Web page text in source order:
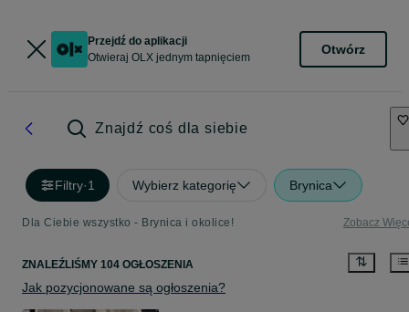
Przejdź do aplikacji
Otwieraj OLX jednym tapnięciem
Otwórz
Znajdź coś dla siebie
Filtry·1 Wybierz kategorię Brynica
Dla Ciebie wszystko - Brynica i okolice! Zobacz
ZNALEŹLIŚMY 104 OGŁOSZENIA
Jak pozycjonowane są ogłoszenia?